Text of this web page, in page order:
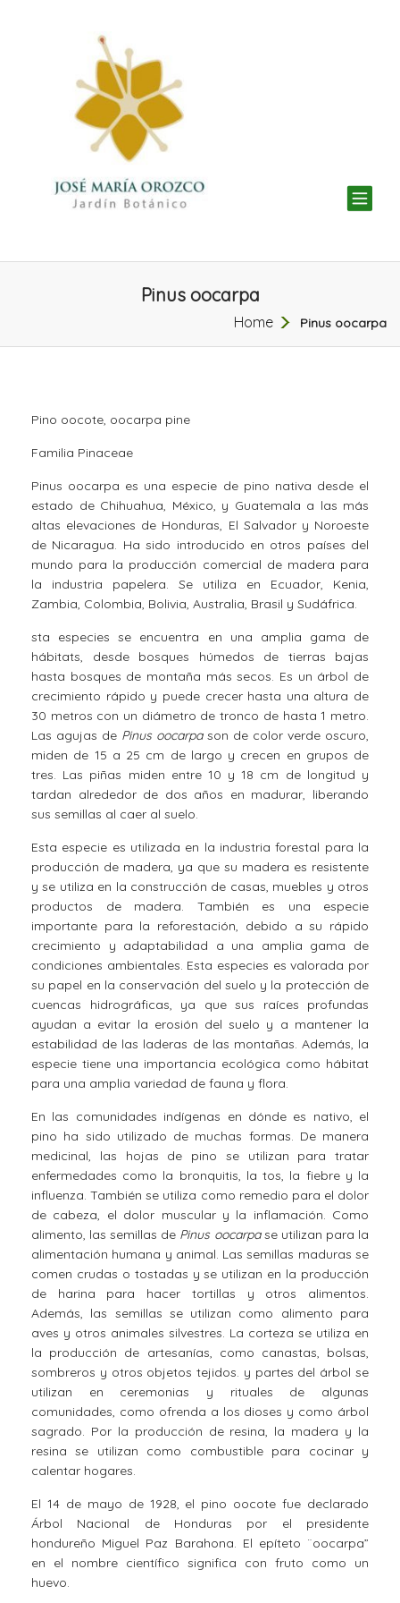
Pinus oocarpa
Home Pinus oocarpa
Pino oocote, oocarpa pine
Familia Pinaceae
Pinus oocarpa es una especie de pino nativa desde el
estado de Chihuahua, México, y Guatemala a las más
altas elevaciones de Honduras, El Salvador y Noroeste
de Nicaragua. Ha sido introducido en otros países del
mundo para la producción comercial de madera para
la industria papelera. Se utiliza en Ecuador, Kenia,
Zambia, Colombia, Bolivia, Australia, Brasil y Sudáfrica.
sta especies se encuentra en una amplia gama de
hábitats, desde bosques húmedos de tierras bajas
hasta bosques de montaña más secos. Es un árbol de
crecimiento rápido y puede crecer hasta una altura de
30 metros con un diámetro de tronco de hasta 1 metro.
Las agujas de Pinus oocarpason de color verde oscuro,
miden de 15 a 25 cm de largo y crecen en grupos de
tres. Las piñas miden entre 10 y 18 cm de longitud y
tardan alrededor de dos años en madurar, liberando
sus semillas al caer al suelo.
Esta especie es utilizada en la industria forestal para la
producción de madera, ya que su madera es resistente
y se utiliza en la construcción de casas, muebles y otros
productos de madera. También es una especie
importante para la reforestación, debido a su rápido
crecimiento y adaptabilidad a una amplia gama de
condiciones ambientales. Esta especies es valorada por
su papel en la conservación del suelo y la protección de
cuencas hidrográficas, ya que sus raíces profundas
ayudan a evitar la erosión del suelo y a mantener la
estabilidad de las laderas de las montañas. Además, la
especie tiene una importancia ecológica como hábitat
para una amplia variedad de fauna y flora.
En las comunidades indígenas en dónde es nativo, el
pino ha sido utilizado de muchas formas. De manera
medicinal, las hojas de pino se utilizan para tratar
enfermedades como la bronquitis, la tos, la fiebre y la
influenza. También se utiliza como remedio para el dolor
de cabeza, el dolor muscular y la inflamación. Como
alimento, las semillas de Pinus oocarpase utilizan para la
alimentación humana y animal. Las semillas maduras se
comen crudas o tostadas y se utilizan en la producción
de harina para hacer tortillas y otros alimentos.
Además, las semillas se utilizan como alimento para
aves y otros animales silvestres. La corteza se utiliza en
la producción de artesanías, como canastas, bolsas,
sombreros y otros objetos tejidos. y partes del árbol se
utilizan en ceremonias y rituales de algunas
comunidades, como ofrenda a los dioses y como árbol
sagrado. Por la producción de resina, la madera y la
resina se utilizan como combustible para cocinar y
calentar hogares.
El 14 de mayo de 1928, el pino oocote fue declarado
Árbol Nacional de Honduras por el presidente
hondureño Miguel Paz Barahona. El epíteto ¨oocarpa”
en el nombre científico significa con fruto como un
huevo.